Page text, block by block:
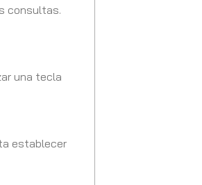
consultas.
una tecla
establecer